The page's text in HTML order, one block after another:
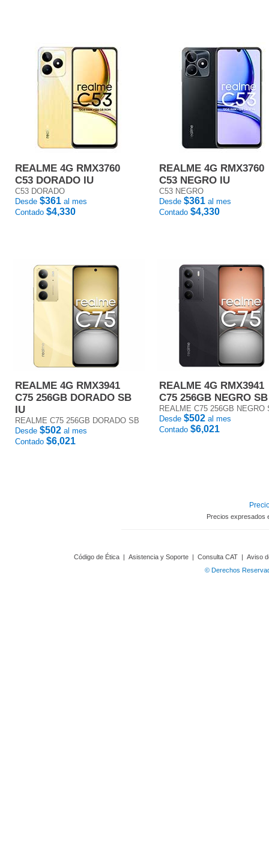
REALME 4G RMX3760
C53 DORADO IU
C53 DORADO
Desde $361 al mes
Contado $4,330
REALME 4G RMX3760
C53 NEGRO IU
C53 NEGRO
Desde $361 al mes
Contado $4,330
REALME 4G RMX3941
C75 256GB DORADO SB
IU
REALME C75 256GB DORADO SB
Desde $502 al mes
Contado $6,021
REALME 4G RMX3941
C75 256GB NEGRO
REALME C75 256GB NEGRO
Desde $502 al mes
Contado $6,021
Precios expresados
Código de Ética | Asistencia y Soporte | Consulta CAT | Aviso
© Derechos